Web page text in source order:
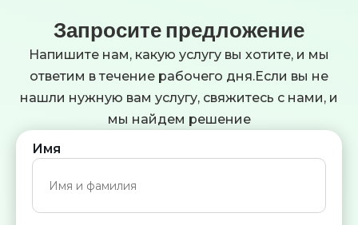
Запросите предложение
Напишите нам, какую услугу вы хотите, и мы
ответим в течение рабочего дня.Если вы не
нашли нужную вам услугу, свяжитесь с нами, и
мы найдем решение
Имя